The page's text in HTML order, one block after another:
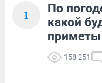
1
По
какой
приметы
158 251